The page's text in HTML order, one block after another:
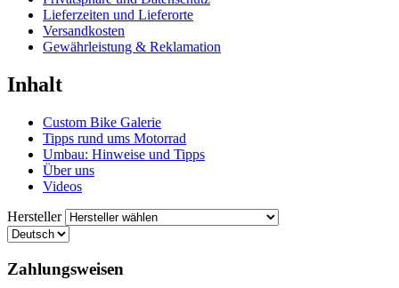
Lieferzeiten und Lieferorte
Versandkosten
Gewährleistung & Reklamation
Inhalt
Custom Bike Galerie
Tipps rund ums Motorrad
Umbau: Hinweise und Tipps
Über uns
Videos
Hersteller
Zahlungsweisen